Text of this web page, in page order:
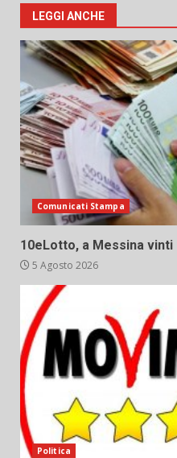
LEGGI ANCHE
Comunicati Stampa
10eLotto, a Messina vinti
5 Agosto 2026
Politica